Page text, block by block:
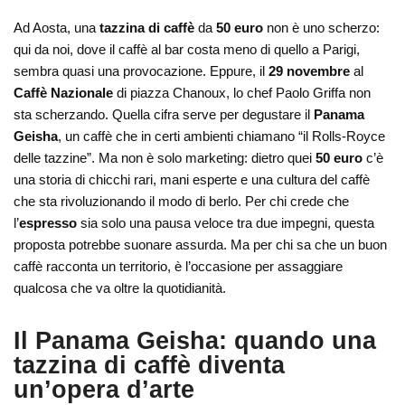
Ad Aosta, unatazzina di caffè da50 euro non è uno scherzo:
qui da noi, dove il caffè al bar costa meno di quello a Parigi,
sembra quasi una provocazione. Eppure, il29 novembre al
Caffè Nazionale di piazza Chanoux, lo chef Paolo Griffa non
sta scherzando. Quella cifra serve per degustare il Panama
Geisha, un caffè che in certi ambienti chiamano “il Rolls-Royce
delle tazzine”. Ma non è solo marketing: dietro quei50 euro c’è
una storia di chicchi rari, mani esperte e una cultura del caffè
che sta rivoluzionando il modo di berlo. Per chi crede che
l’espresso sia solo una pausa veloce tra due impegni, questa
proposta potrebbe suonare assurda. Ma per chi sa che un buon
caffè racconta un territorio, è l’occasione per assaggiare
qualcosa che va oltre la quotidianità.
Il Panama Geisha: quando una
tazzina di caffè diventa
un’opera d’arte